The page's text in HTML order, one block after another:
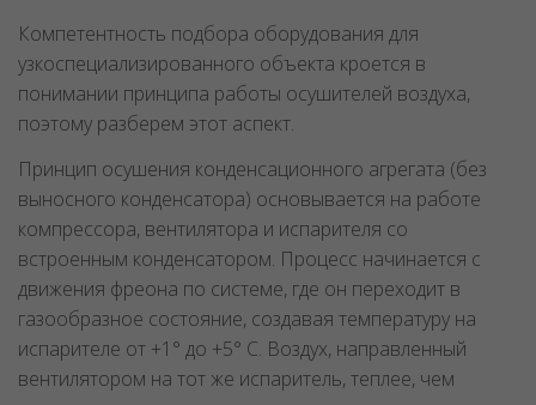
Компетентность подбора оборудования для
узкоспециализированного объекта кроется в
понимании принципа работы осушителей воздуха,
поэтому разберем этот аспект.
Принцип осушения конденсационного агрегата (без
выносного конденсатора) основывается на работе
компрессора, вентилятора и испарителя со
встроенным конденсатором. Процесс начинается с
движения фреона по системе, где он переходит в
газообразное состояние, создавая температуру на
испарителе от +1° до +5° С. Воздух, направленный
вентилятором на тот же испаритель, теплее, чем